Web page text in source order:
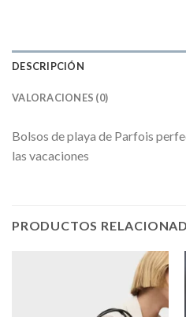
DESCRIPCIÓN
VALORACIONES (0)
Bolsos de playa de Parfois
las vacaciones
PRODUCTOS